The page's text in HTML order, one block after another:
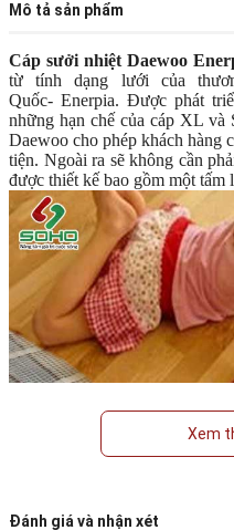
Mô tả sản phẩm
Cáp sưởi nhiệt Daewoo
từ tính dạng lưới của
Quốc- Enerpia. Được phát
những hạn chế của cáp XL và
Daewoo cho phép khách hàng
tiện. Ngoài ra sẽ không cần
được thiết kế bao gồm một tấm
Xem
Đánh giá và nhận xét